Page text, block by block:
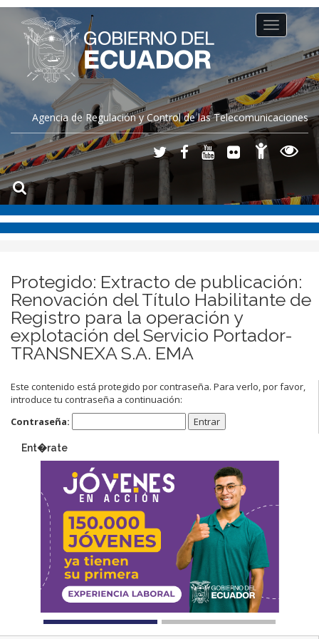
Agencia de Regulación y Control de las Telecomunicaciones
Toggle
navigation
Protegido: Extracto de publicación:
Renovación del Título Habilitante de
Registro para la operación y
explotación del Servicio Portador-
TRANSNEXA S.A. EMA
Este contenido está protegido por contraseña. Para verlo, por favor,
introduce tu contraseña a continuación:
Contraseña:
Ent�rate